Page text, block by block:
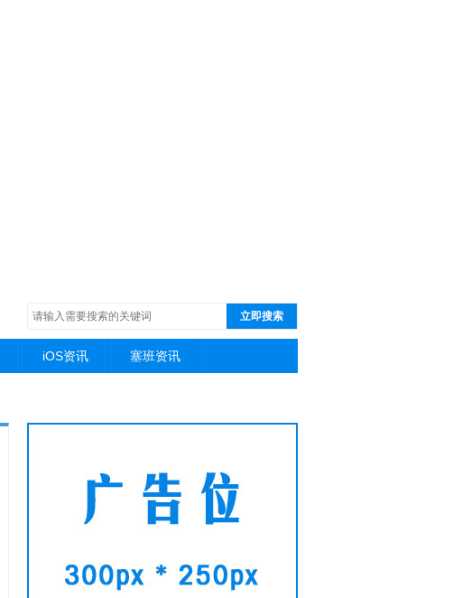
立即搜索
iOS资讯 塞班资讯